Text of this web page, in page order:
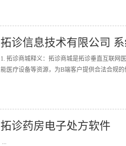
拓诊信息技术有限公司
1. 拓诊商城释义：拓诊商城是拓诊垂直互联网
能医疗设备等资源，为B端客户提供合法合规
拓诊药房电子处方软件
...